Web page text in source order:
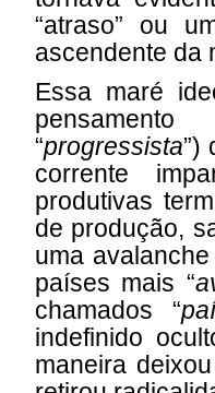
“atraso” ou
ascendente da
Essa maré
“progressista”)
corrente
produtivas
de produção,
uma
países mais “
chamados “
indefinido
maneira